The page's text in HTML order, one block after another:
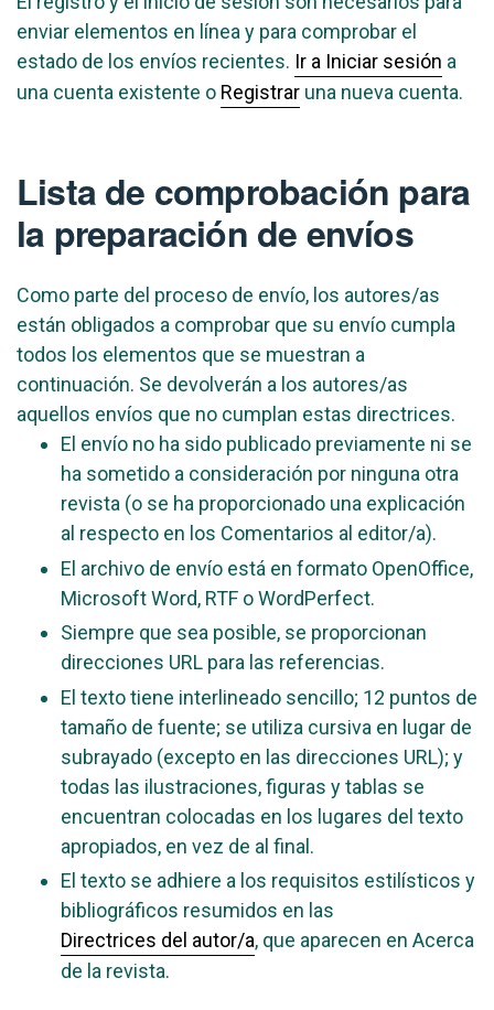
enviar elementos en línea y para comprobar el
estado de los envíos recientes. Ir a Iniciar sesión a
una cuenta existente o Registrar una nueva cuenta.
Lista de comprobación para
la preparación de envíos
Como parte del proceso de envío, los autores/as
están obligados a comprobar que su envío cumpla
todos los elementos que se muestran a
continuación. Se devolverán a los autores/as
aquellos envíos que no cumplan estas directrices.
El envío no ha sido publicado previamente ni se
ha sometido a consideración por ninguna otra
revista (o se ha proporcionado una explicación
al respecto en los Comentarios al editor/a).
El archivo de envío está en formato OpenOffice,
Microsoft Word, RTF o WordPerfect.
Siempre que sea posible, se proporcionan
direcciones URL para las referencias.
El texto tiene interlineado sencillo; 12 puntos de
tamaño de fuente; se utiliza cursiva en lugar de
subrayado (excepto en las direcciones URL); y
todas las ilustraciones, figuras y tablas se
encuentran colocadas en los lugares del texto
apropiados, en vez de al final.
El texto se adhiere a los requisitos estilísticos y
bibliográficos resumidos en las
Directrices del autor/a, que aparecen en Acerca
de la revista.